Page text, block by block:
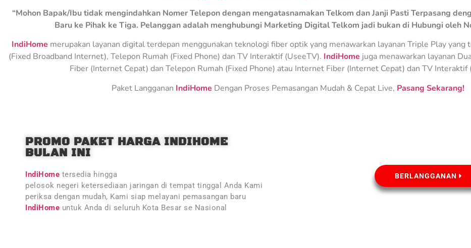
“Mohon Bapak/Ibu tidak mengindahkan Nomer Telepon dengan mengatasnamakan Telkom dan Janji Pasti Terpasang
Baru ke Pihak ke Tiga. Pelanggan adalah menghubungi Marketing Digital Telkom jadi bukan di Hubungi oleh
IndiHome merupakan layanan digital terdepan menggunakan teknologi fiber optik yang menawarkan layanan Triple Play
(Fixed Broadband Internet), Telepon Rumah (Fixed Phone) dan TV Interaktif (UseeTV). IndiHome juga menawarkan layanan
Fiber (Internet Cepat) dan Telepon Rumah (Fixed Phone) atau Internet Fiber (Internet Cepat) dan TV Interaktif
Paket Langganan IndiHome Dengan Proses Pemasangan Mudah & Cepat Live, Pasang Sekarang!
PROMO PAKET HARGA INDIHOME
BULAN INI
IndiHome tersedia hingga
pelosok negeri ketersediaan jaringan di tempat tinggal Anda Kami
periksa dengan mudah, Kami siap melayani pemasangan baru
IndiHome untuk Anda di seluruh Kota Besar se Nasional
BERLANGGANAN